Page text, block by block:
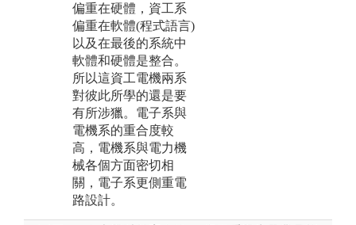
偏重在硬體，資工系
偏重在軟體(程式語言)
以及在最後的系統中
軟體和硬體是整合。
所以這資工電機兩系
對彼此所學的還是要
有所涉獵。電子系與
電機系的重合度較
高，電機系與電力機
械各個方面密切相
關，電子系更側重電
路設計。